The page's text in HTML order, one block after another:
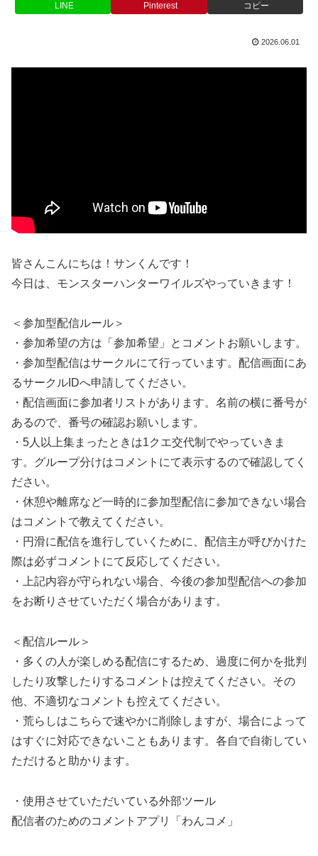
LINE Pinterest コピー
2026.06.01
皆さんこんにちは！サンくんです！
今日は、モンスターハンターワイルズやっていきます！
＜参加型配信ルール＞
・参加希望の方は「参加希望」とコメントお願いします。
・参加型配信はサークルにて行っています。配信画面にあ
るサークルIDへ申請してください。
・配信画面に参加者リストがあります。名前の横に番号が
あるので、番号の確認お願いします。
・5人以上集まったときは1クエ交代制でやっていきま
す。グループ分けはコメントにて表示するので確認してく
ださい。
・休憩や離席など一時的に参加型配信に参加できない場合
はコメントで教えてください。
・円滑に配信を進行していくために、配信主が呼びかけた
際は必ずコメントにて反応してください。
・上記内容が守られない場合、今後の参加型配信への参加
をお断りさせていただく場合があります。
＜配信ルール＞
・多くの人が楽しめる配信にするため、過度に何かを批判
したり攻撃したりするコメントは控えてください。その
他、不適切なコメントも控えてください。
・荒らしはこちらで速やかに削除しますが、場合によって
はすぐに対応できないこともあります。各自で自衛してい
ただけると助かります。
・使用させていただいている外部ツール
配信者のためのコメントアプリ「わんコメ」